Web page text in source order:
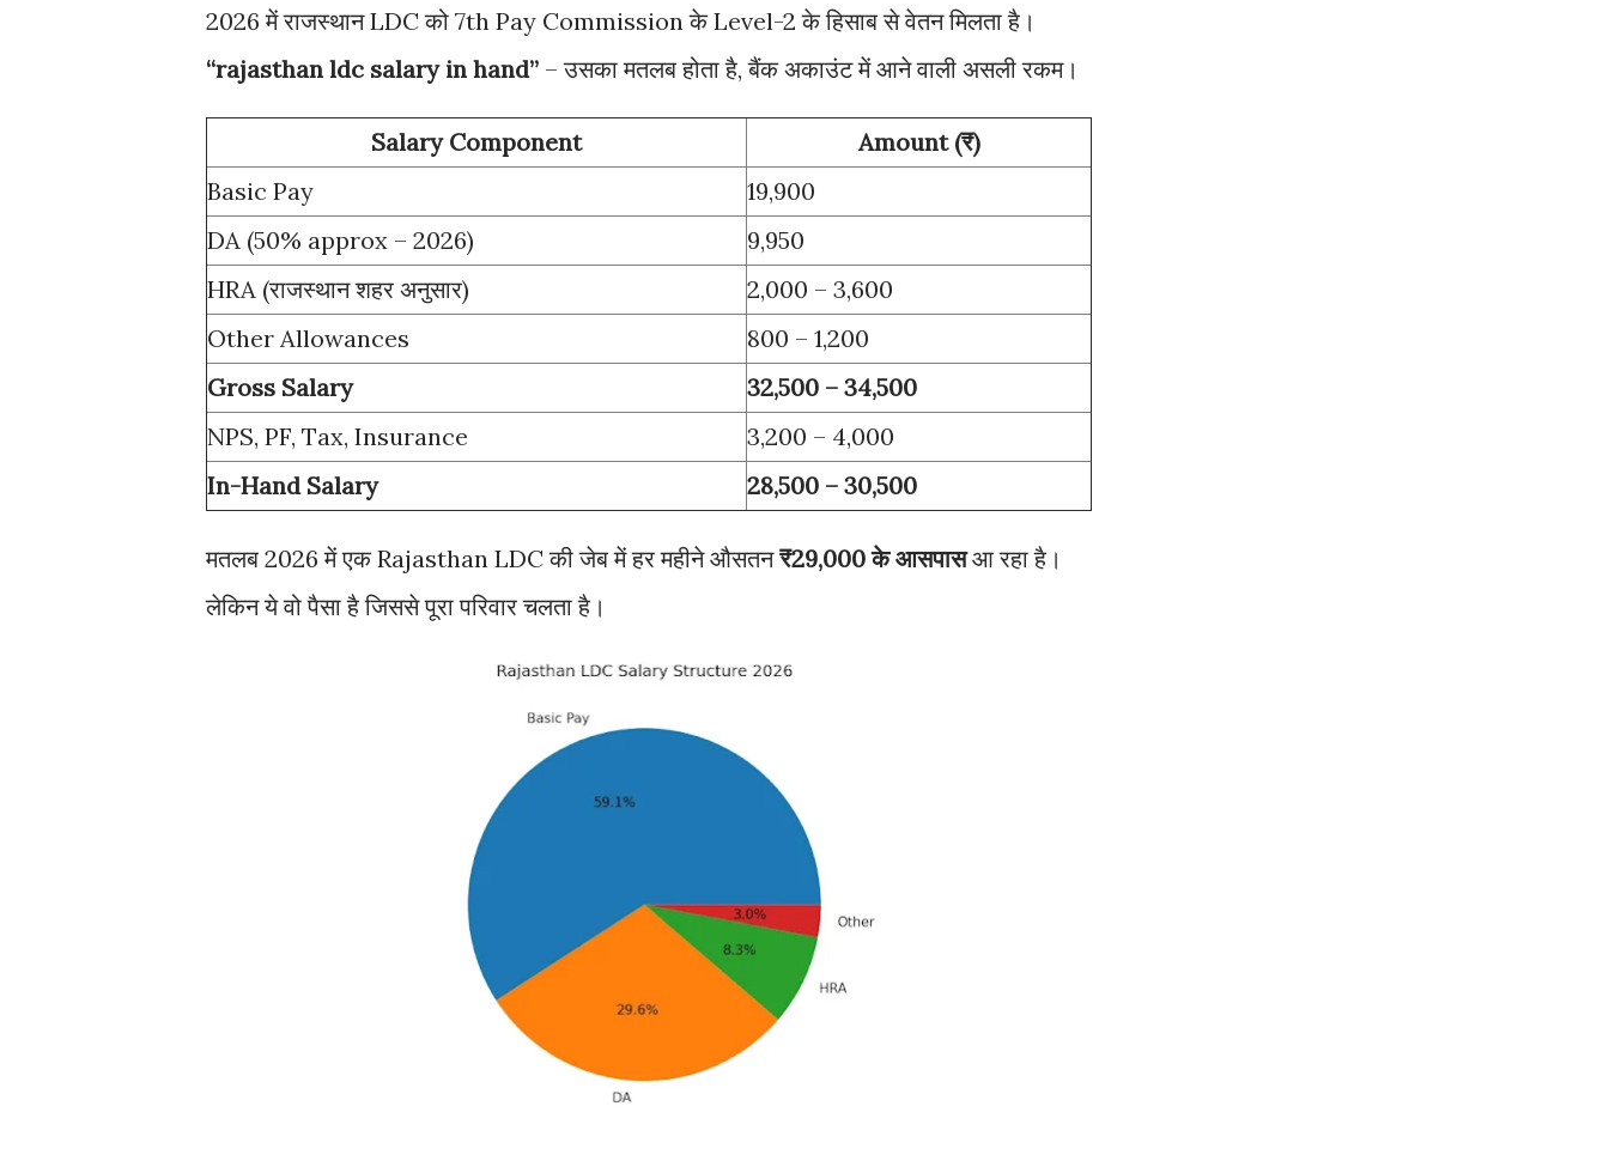
2026 में राजस्थान LDC को 7th Pay Commission के Level-2 के हिसाब से वेतन मिलता है।
“rajasthan ldc salary in hand” – उसका मतलब होता है, बैंक अकाउंट में आने वाली असली रकम।
Salary Component
Amount (₹)
Basic Pay
19,900
DA (50% approx – 2026)
9,950
HRA (राजस्थान शहर अनुसार)
2,000 – 3,600
Other Allowances
800 – 1,200
Gross Salary
32,500 – 34,500
NPS, PF, Tax, Insurance
3,200 – 4,000
In-Hand Salary
28,500 – 30,500
मतलब 2026 में एक Rajasthan LDC की जेब में हर महीने औसतन₹29,000 के आसपासआ रहा है।
लेकिन ये वो पैसा है जिससे पूरा परिवार चलता है।